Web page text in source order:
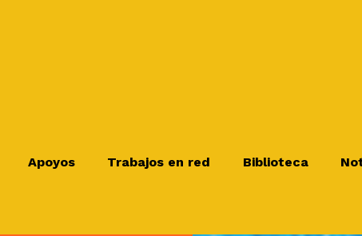
Apoyos Trabajos en red Biblioteca